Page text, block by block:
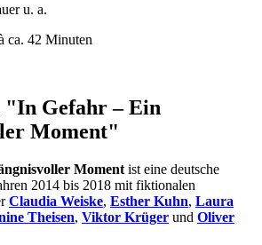
u. a.
ca. 42 Minuten
"In Gefahr – Ein
Moment"
Moment ist eine deutsche
2014 bis 2018 mit fiktionalen
Claudia Weiske, Esther Kuhn, Laura
Theisen, Viktor Krüger und Oliver